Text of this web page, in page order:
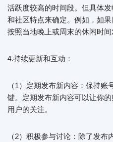
活跃度较高的时间段。但具体
和社区特点来确定。例如，如
按照当地晚上或周末的休闲时间
4.持续更新和互动：
（1）定期发布新内容：保持
键。定期发布新内容可以让你
用户的关注。
（2）积极参与讨论：除了发